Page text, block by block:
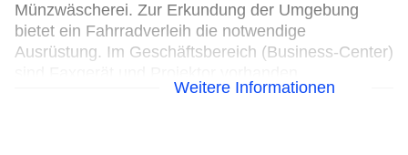
Münzwäscherei. Zur Erkundung der Umgebung
bietet ein Fahrradverleih die notwendige
Ausrüstung. Im Geschäftsbereich (Business-Center)
Weitere Informationen